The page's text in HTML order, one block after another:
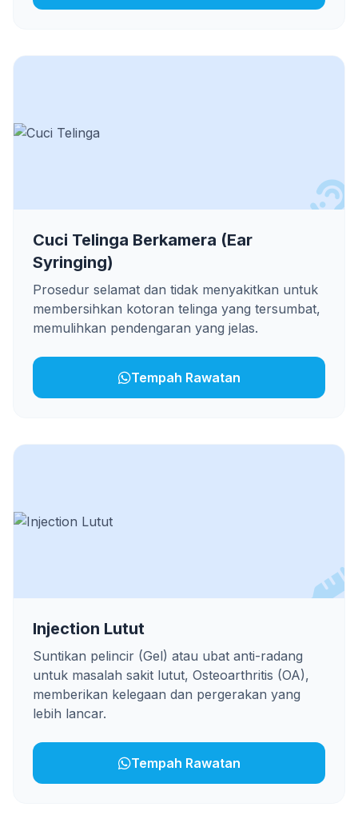
Cuci Telinga Berkamera (Ear
Syringing)
Prosedur selamat dan tidak menyakitkan untuk
membersihkan kotoran telinga yang tersumbat,
memulihkan pendengaran yang jelas.
Tempah Rawatan
Injection Lutut
Suntikan pelincir (Gel) atau ubat anti-radang
untuk masalah sakit lutut, Osteoarthritis (OA),
memberikan kelegaan dan pergerakan yang
lebih lancar.
Tempah Rawatan